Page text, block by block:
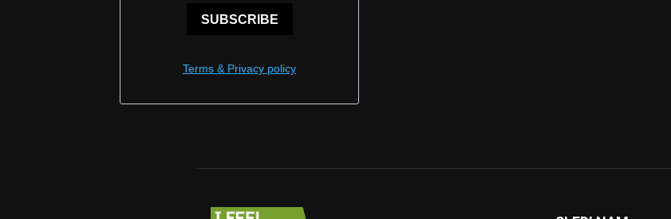
SUBSCRIBE
Terms & Privacy policy